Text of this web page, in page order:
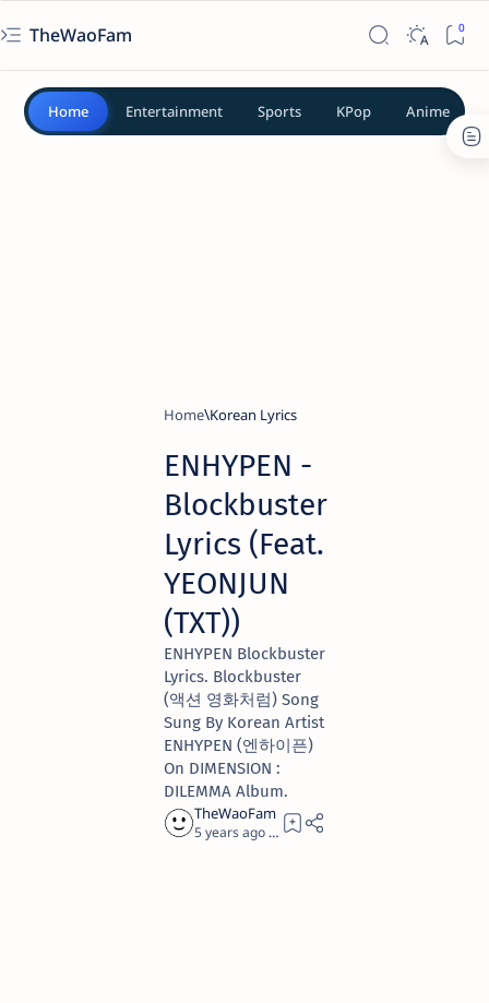
TheWaoFam
Home Entertainment Sports KPop Anime
Home Korean Lyrics
ENHYPEN -
Blockbuster
Lyrics (Feat.
YEONJUN
(TXT))
ENHYPEN Blockbuster
Lyrics. Blockbuster
(액션 영화처럼) Song
Sung By Korean Artist
ENHYPEN (엔하이픈)
On DIMENSION :
DILEMMA Album.
5 years ago 5